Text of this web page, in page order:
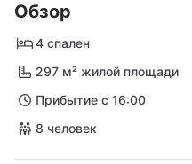
Обзор
4 спален
297 м² жилой площади
Прибытие с 16:00
8 человек